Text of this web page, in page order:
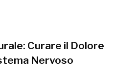
Curare il Dolore
Nervoso